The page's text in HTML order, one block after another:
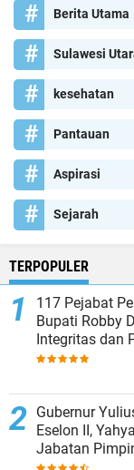
Berita Utama
Sulawesi
kesehatan
Pantauan
Aspirasi
Sejarah
TERPOPULER
117 Pejabat
Bupati Robby
Integritas dan
Gubernur
Eselon II,
Jabatan